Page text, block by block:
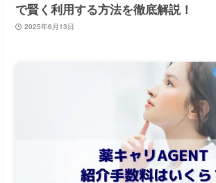
で賢く利用する方法を徹底解説！
2025年6月13日